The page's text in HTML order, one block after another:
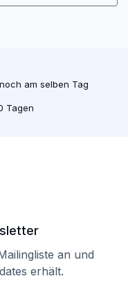
am selben Tag
Tagen
an und
erhält.